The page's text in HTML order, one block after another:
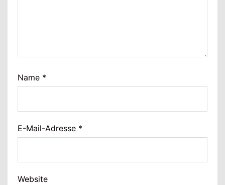
Name *
E-Mail-Adresse *
Website